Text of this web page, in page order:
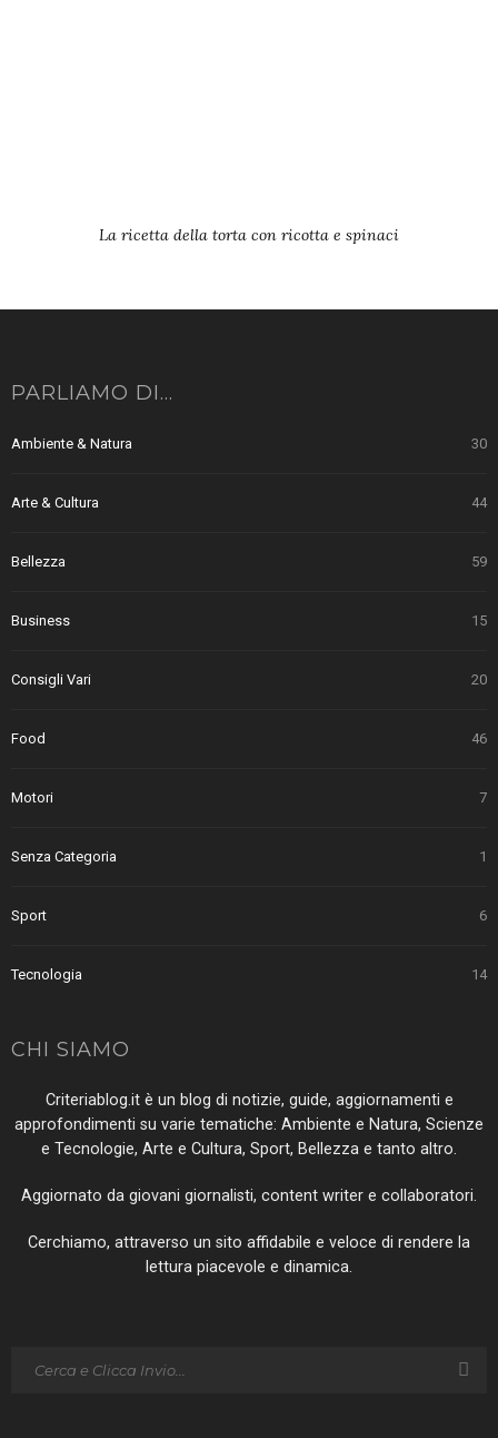
La ricetta della torta con ricotta e spinaci
PARLIAMO DI…
Ambiente & Natura 30
Arte & Cultura 44
Bellezza 59
Business 15
Consigli Vari 20
Food 46
Motori 7
Senza Categoria 1
Sport 6
Tecnologia 14
CHI SIAMO
Criteriablog.it è un blog di notizie, guide, aggiornamenti e
approfondimenti su varie tematiche: Ambiente e Natura, Scienze
e Tecnologie, Arte e Cultura, Sport, Bellezza e tanto altro.
Aggiornato da giovani giornalisti, content writer e collaboratori.
Cerchiamo, attraverso un sito affidabile e veloce di rendere la
lettura piacevole e dinamica.